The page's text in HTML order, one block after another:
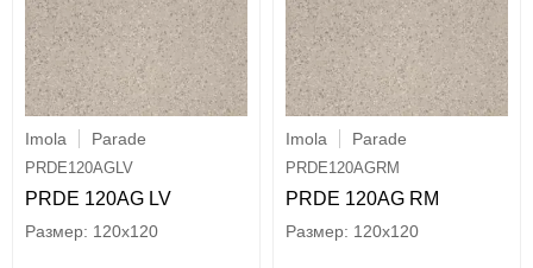
Imola Parade
PRDE120AGLV
PRDE 120AG LV
120x120
Imola Parade
PRDE120AGRM
PRDE 120AG RM
120x120